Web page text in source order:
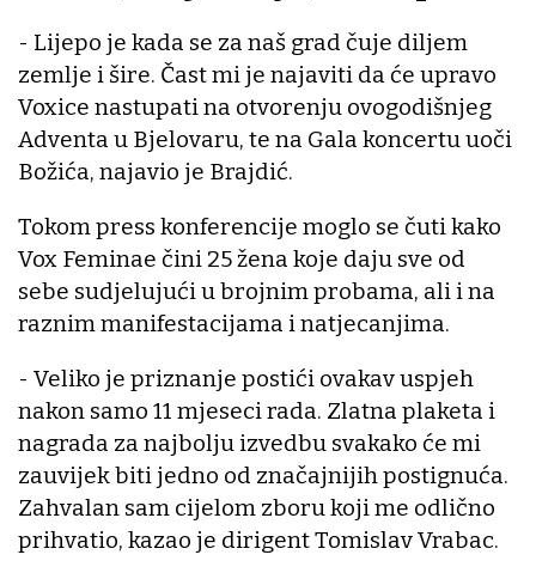
- Lijepo je kada se za naš grad čuje diljem
zemlje i šire. Čast mi je najaviti da će upravo
Voxice nastupati na otvorenju ovogodišnjeg
Adventa u Bjelovaru, te na Gala koncertu uoči
Božića, najavio je Brajdić.
Tokom press konferencije moglo se čuti kako
Vox Feminae čini 25 žena koje daju sve od
sebe sudjelujući u brojnim probama, ali i na
raznim manifestacijama i natjecanjima.
- Veliko je priznanje postići ovakav uspjeh
nakon samo 11 mjeseci rada. Zlatna plaketa i
nagrada za najbolju izvedbu svakako će mi
zauvijek biti jedno od značajnijih postignuća.
Zahvalan sam cijelom zboru koji me odlično
prihvatio, kazao je dirigent Tomislav Vrabac.